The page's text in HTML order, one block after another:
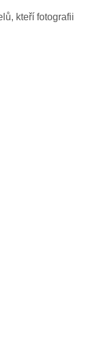
kteří fotografii